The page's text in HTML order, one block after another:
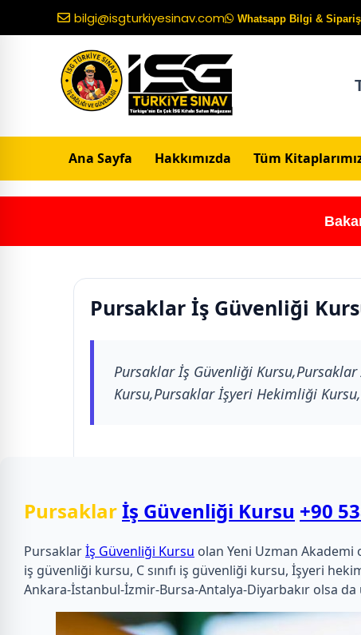
bilgi@isgturkiyesinav.com Whatsapp Bilgi & Sipariş
Ana Sayfa Hakkımızda Tüm
Pursaklar İş Güvenliği
Pursaklar İş Güvenliği Kursu,Pursaklar
Kursu,Pursaklar İşyeri Hekimliği
Pursaklarİş Güvenliği Kursu +90
Pursaklarİş Güvenliği Kursu olan Yeni Uzman Akademi
iş güvenliği kursu, C sınıfı iş güvenliği kursu, İşyeri
Ankara-İstanbul-İzmir-Bursa-Antalya-Diyarbakır olsa